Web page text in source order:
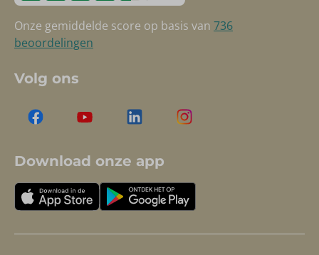
Onze gemiddelde score op basis van 736
beoordelingen
Volg ons
Download onze app